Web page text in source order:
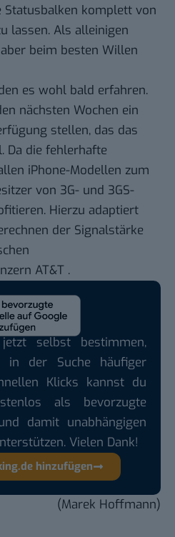
Statusbalken komplett von
lassen. Als alleinigen
beim besten Willen
es wohl bald erfahren.
nächsten Wochen ein
stellen, das das
Da die fehlerhafte
iPhone-Modellen zum
von 3G- und 3GS-
Hierzu adaptiert
der Signalstärke
AT&T .
selbst bestimmen,
in der Suche häufiger
Klicks kannst du
als bevorzugte
damit unabhängigen
Vielen Dank!
hinzufügen
(Marek Hoffmann)